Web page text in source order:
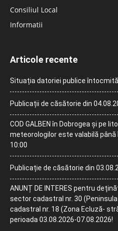
Consiliul Local
Informatii
Articole recente
Situația datoriei publice
Publicații de căsătorie din
COD GALBEN în Dobrogea și pe
meteorologilor este valabilă până
10:00
Publicație de căsătorie din
ANUNȚ DE INTERES pentru
sector cadastral nr. 30
cadastral nr. 18 (Zona Ecluză-
perioada 03.08.2026-07.08.2026!